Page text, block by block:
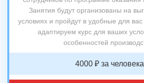
Занятия будут организованы на
условиях и пройдут в удобные для
адаптируем курс для ваших
особенностей
4000 ₽ за человека